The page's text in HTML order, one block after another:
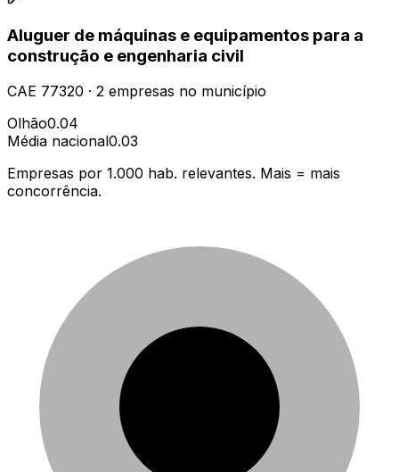
Aluguer de máquinas e equipamentos para a
construção e engenharia civil
CAE 77320 · 2 empresas no município
Olhão0.04
Média nacional0.03
Empresas por 1.000 hab. relevantes. Mais = mais
concorrência.